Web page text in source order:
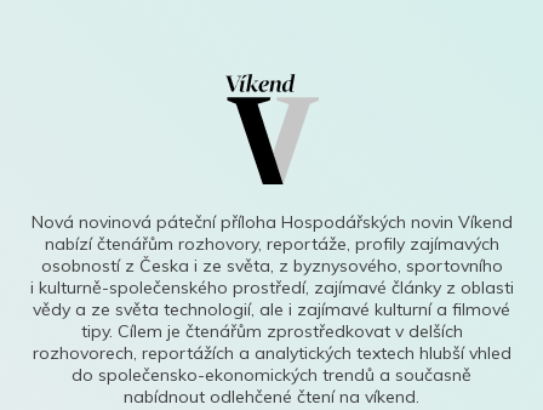
Nová novinová páteční příloha Hospodářských novin Víkend
nabízí čtenářům rozhovory, reportáže, profily zajímavých
osobností z Česka i ze světa, z byznysového, sportovního
i kulturně-společenského prostředí, zajímavé články z oblasti
vědy a ze světa technologií, ale i zajímavé kulturní a filmové
tipy. Cílem je čtenářům zprostředkovat v delších
rozhovorech, reportážích a analytických textech hlubší vhled
do společensko-ekonomických trendů a současně
nabídnout odlehčené čtení na víkend.